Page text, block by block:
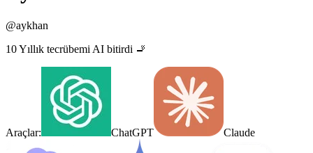
@aykhan
10 Yıllık tecrübemi AI bitirdi 🚬
Araçlar: ChatGPT Claude